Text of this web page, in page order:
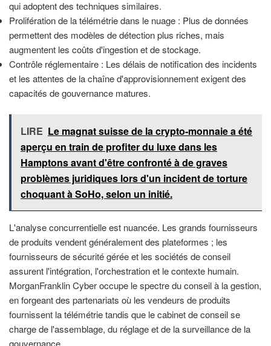
qui adoptent des techniques similaires.
Prolifération de la télémétrie dans le nuage : Plus de données
permettent des modèles de détection plus riches, mais
augmentent les coûts d'ingestion et de stockage.
Contrôle réglementaire : Les délais de notification des incidents
et les attentes de la chaîne d'approvisionnement exigent des
capacités de gouvernance matures.
LIRE Le magnat suisse de la crypto-monnaie a été
aperçu en train de profiter du luxe dans les
Hamptons avant d'être confronté à de graves
problèmes juridiques lors d'un incident de torture
choquant à SoHo, selon un initié.
L'analyse concurrentielle est nuancée. Les grands fournisseurs
de produits vendent généralement des plateformes ; les
fournisseurs de sécurité gérée et les sociétés de conseil
assurent l'intégration, l'orchestration et le contexte humain.
MorganFranklin Cyber occupe le spectre du conseil à la gestion,
en forgeant des partenariats où les vendeurs de produits
fournissent la télémétrie tandis que le cabinet de conseil se
charge de l'assemblage, du réglage et de la surveillance de la
gouvernance.